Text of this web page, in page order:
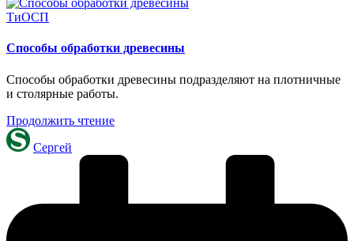
Опубликовано
ТиОСП
Способы обработки древесины
Способы обработки древесины подразделяют на плотничные
и столярные работы.
Продолжить чтение
Запись
от
Сергей